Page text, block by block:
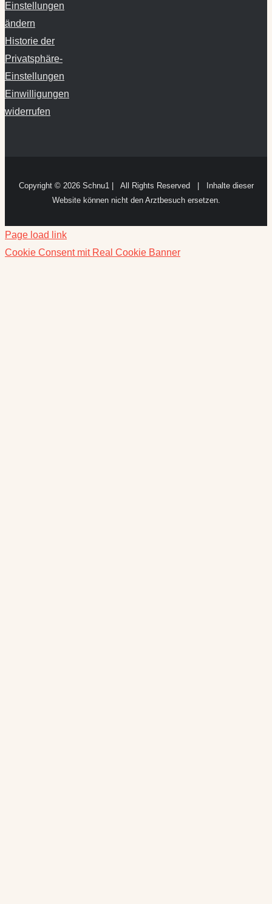
Einstellungen
ändern
Historie der
Privatsphäre-
Einstellungen
Einwilligungen
widerrufen
Copyright © 2026 Schnu1 | All Rights Reserved | Inhalte dieser
Website können nicht den Arztbesuch ersetzen.
Page load link
Cookie Consent mit Real Cookie Banner